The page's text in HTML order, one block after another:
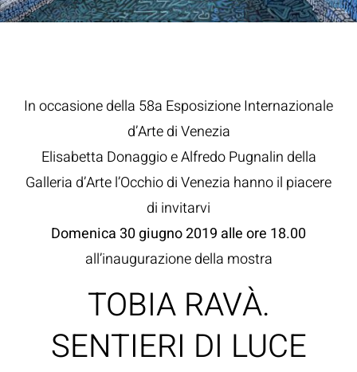
In occasione della 58a Esposizione Internazionale
d’Arte di Venezia
Elisabetta Donaggio e Alfredo Pugnalin della
Galleria d’Arte l’Occhio di Venezia hanno il piacere
di invitarvi
Domenica 30 giugno 2019 alle ore 18.00
all’inaugurazione della mostra
TOBIA RAVÀ.
SENTIERI DI LUCE